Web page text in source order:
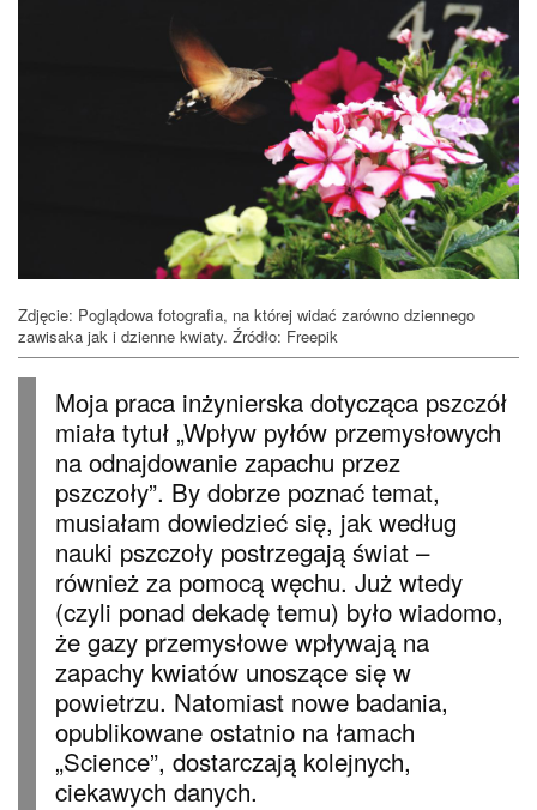
Zdjęcie: Poglądowa fotografia, na której widać zarówno dziennego
zawisaka jak i dzienne kwiaty. Źródło: Freepik
Moja praca inżynierska dotycząca pszczół
miała tytuł „Wpływ pyłów przemysłowych
na odnajdowanie zapachu przez
pszczoły”. By dobrze poznać temat,
musiałam dowiedzieć się, jak według
nauki pszczoły postrzegają świat –
również za pomocą węchu. Już wtedy
(czyli ponad dekadę temu) było wiadomo,
że gazy przemysłowe wpływają na
zapachy kwiatów unoszące się w
powietrzu. Natomiast nowe badania,
opublikowane ostatnio na łamach
„Science”, dostarczają kolejnych,
ciekawych danych.